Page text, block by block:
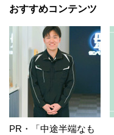
おすすめコンテンツ
PR・「中途半端なも